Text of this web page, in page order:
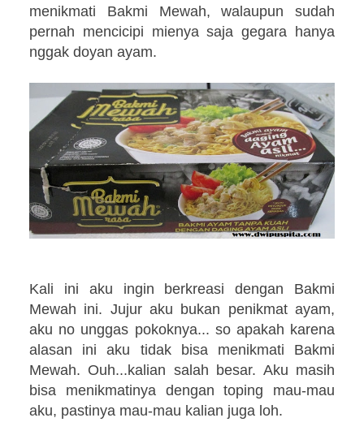
menikmati Bakmi Mewah, walaupun sudah
pernah mencicipi mienya saja gegara hanya
nggak doyan ayam.
Kali ini aku ingin berkreasi dengan Bakmi
Mewah ini. Jujur aku bukan penikmat ayam,
aku no unggas pokoknya... so apakah karena
alasan ini aku tidak bisa menikmati Bakmi
Mewah. Ouh...kalian salah besar. Aku masih
bisa menikmatinya dengan toping mau-mau
aku, pastinya mau-mau kalian juga loh.